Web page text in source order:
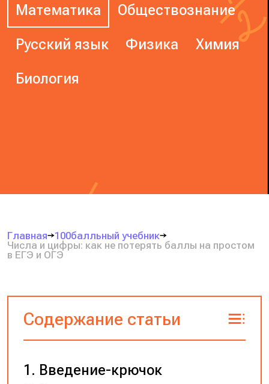
Математика Обществознание
Русский язык Физика Химия
Биология
Главная
100балльный учебник
Числа и цифры: как не потерять баллы на простом
в ЕГЭ и ОГЭ
Содержание статьи
Введение-крючок